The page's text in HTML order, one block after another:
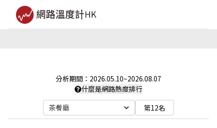
分析期間： 2026.05.10~2026.08.07
什麼是網路熱度排行
茶餐廳 第12名